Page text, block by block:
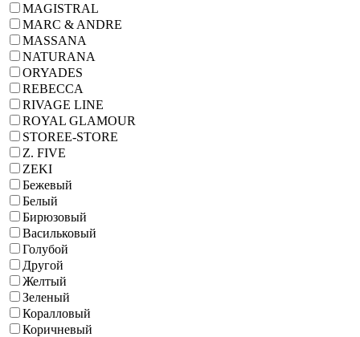
MAGISTRAL
MARC & ANDRE
MASSANA
NATURANA
ORYADES
REBECCA
RIVAGE LINE
ROYAL GLAMOUR
STOREE-STORE
Z. FIVE
ZEKI
Бежевый
Белый
Бирюзовый
Васильковый
Голубой
Другой
Желтый
Зеленый
Коралловый
Коричневый